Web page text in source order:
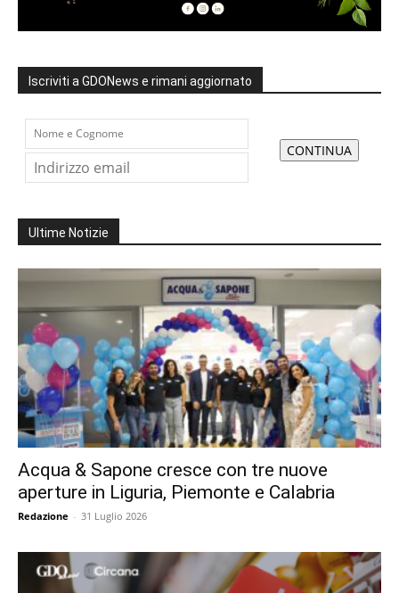
Iscriviti a GDONews e rimani aggiornato
Ultime Notizie
Acqua & Sapone cresce con tre nuove
aperture in Liguria, Piemonte e Calabria
Redazione - 31 Luglio 2026